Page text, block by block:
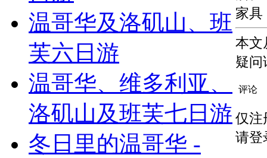
温哥华及洛矶山、班
芙六日游
温哥华、维多利亚、
洛矶山及班芙七日游
冬日里的温哥华 -
家具
本文
疑问
评论
仅注
请登